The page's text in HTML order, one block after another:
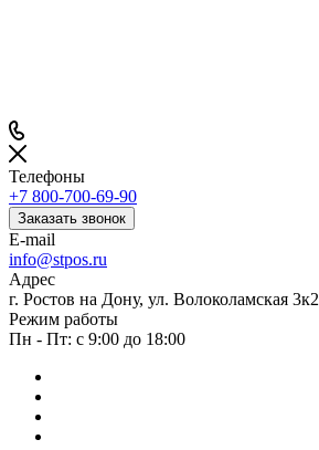
Телефоны
+7 800-700-69-90
Заказать звонок
E-mail
info@stpos.ru
Адрес
г. Ростов на Дону, ул. Волоколамская 3к2
Режим работы
Пн - Пт: с 9:00 до 18:00